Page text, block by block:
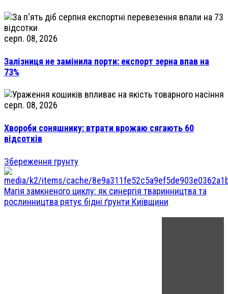
серп. 08, 2026
Залізниця не замінила порти: експорт зерна впав на
73%
серп. 08, 2026
Хвороби соняшнику: втрати врожаю сягають 60
відсотків
Збереження грунту
Магія замкненого циклу: як синергія тваринництва та
рослинництва рятує бідні ґрунти Київщини